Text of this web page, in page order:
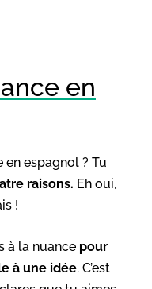
en
espagnol ? Tu
raisons. Eh oui,
!
à la nuance pour
à une idée. C’est